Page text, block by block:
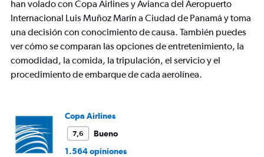
han volado con Copa Airlines y Avianca del Aeropuerto
Internacional Luis Muñoz Marín a Ciudad de Panamá y toma
una decisión con conocimiento de causa. También puedes
ver cómo se comparan las opciones de entretenimiento, la
comodidad, la comida, la tripulación, el servicio y el
procedimiento de embarque de cada aerolínea.
Copa Airlines
7,6
Bueno
1.564 opiniones